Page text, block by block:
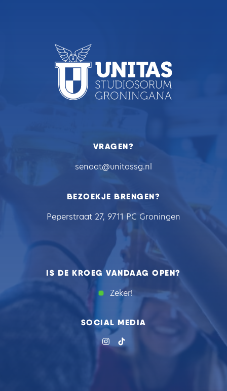
VRAGEN?
senaat@unitassg.nl
BEZOEKJE BRENGEN?
Peperstraat 27, 9711 PC Groningen
IS DE KROEG VANDAAG OPEN?
Zeker!
SOCIAL MEDIA